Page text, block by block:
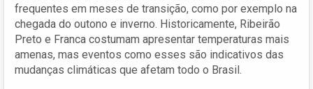
frequentes em meses de transição, como por exemplo na
chegada do outono e inverno. Historicamente, Ribeirão
Preto e Franca costumam apresentar temperaturas mais
amenas, mas eventos como esses são indicativos das
mudanças climáticas que afetam todo o Brasil.